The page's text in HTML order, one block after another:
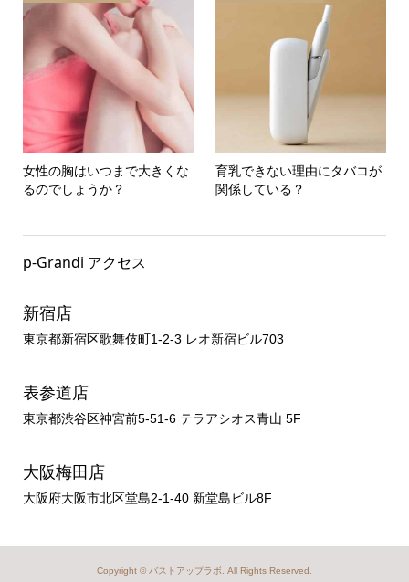
女性の胸はいつまで大きくな
るのでしょうか？
育乳できない理由にタバコが
関係している？
p-Grandi アクセス
新宿店
東京都新宿区歌舞伎町1-2-3 レオ新宿ビル703
表参道店
東京都渋谷区神宮前5-51-6 テラアシオス青山 5F
大阪梅田店
大阪府大阪市北区堂島2-1-40 新堂島ビル8F
Copyright © バストアップラボ . All Rights Reserved.